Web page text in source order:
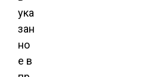
ука
зан
но
е в